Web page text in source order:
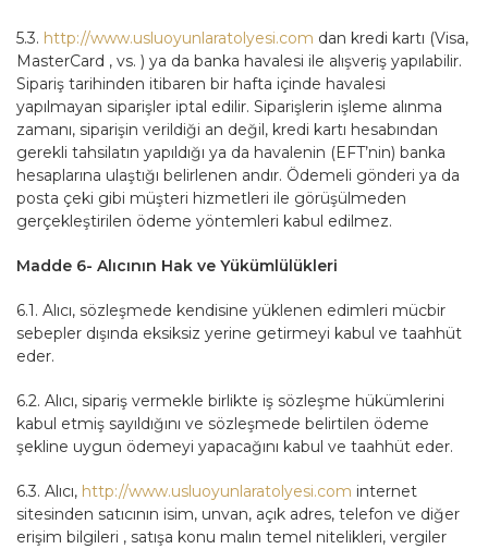
5.3. http://www.usluoyunlaratolyesi.com dan kredi kartı (Visa,
MasterCard , vs. ) ya da banka havalesi ile alışveriş yapılabilir.
Sipariş tarihinden itibaren bir hafta içinde havalesi
yapılmayan siparişler iptal edilir. Siparişlerin işleme alınma
zamanı, siparişin verildiği an değil, kredi kartı hesabından
gerekli tahsilatın yapıldığı ya da havalenin (EFT’nin) banka
hesaplarına ulaştığı belirlenen andır. Ödemeli gönderi ya da
posta çeki gibi müşteri hizmetleri ile görüşülmeden
gerçekleştirilen ödeme yöntemleri kabul edilmez.
Madde 6- Alıcının Hak ve Yükümlülükleri
6.1. Alıcı, sözleşmede kendisine yüklenen edimleri mücbir
sebepler dışında eksiksiz yerine getirmeyi kabul ve taahhüt
eder.
6.2. Alıcı, sipariş vermekle birlikte iş sözleşme hükümlerini
kabul etmiş sayıldığını ve sözleşmede belirtilen ödeme
şekline uygun ödemeyi yapacağını kabul ve taahhüt eder.
6.3. Alıcı, http://www.usluoyunlaratolyesi.com internet
sitesinden satıcının isim, unvan, açık adres, telefon ve diğer
erişim bilgileri , satışa konu malın temel nitelikleri, vergiler